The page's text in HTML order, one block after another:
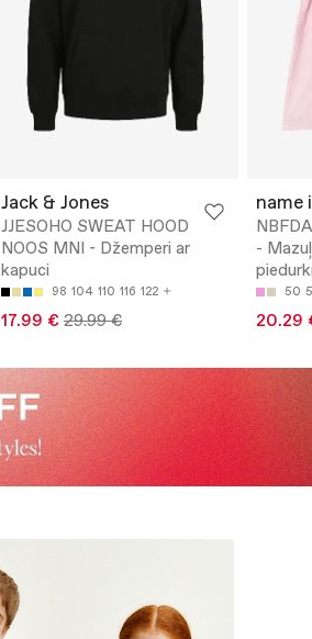
Jack & Jones
JJESOHO SWEAT HOOD
NOOS MNI - Džemperi ar
kapuci
98 104 110 116 122
17.99 € 29.99 €
name
-
50
20.29